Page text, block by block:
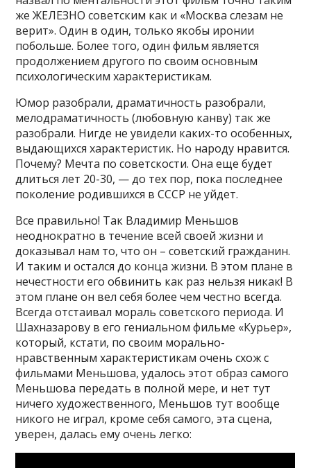
же ЖЕЛЕЗНО советским как и «Москва слезам не
верит». Один в один, только якобы иронии
побольше. Более того, один фильм является
продолжением другого по своим основным
психологическим характеристикам.
Юмор разобрали, драматичность разобрали,
мелодраматичность (любовную канву) так же
разобрали. Нигде не увидели каких-то особенных,
выдающихся характеристик. Но народу нравится.
Почему? Мечта по советскости. Она еще будет
длиться лет 20-30, — до тех пор, пока последнее
поколение родившихся в СССР не уйдет.
Все правильно! Так Владимир Меньшов
неоднократно в течение всей своей жизни и
доказывал нам то, что он – советский гражданин.
И таким и остался до конца жизни. В этом плане в
нечестности его обвинить как раз нельзя никак! В
этом плане он вел себя более чем честно всегда.
Всегда отстаивал мораль советского периода. И
Шахназарову в его гениальном фильме «Курьер»,
который, кстати, по своим морально-
нравственным характеристикам очень схож с
фильмами Меньшова, удалось этот образ самого
Меньшова передать в полной мере, и нет тут
ничего художественного, Меньшов тут вообще
никого не играл, кроме себя самого, эта сцена,
уверен, далась ему очень легко: